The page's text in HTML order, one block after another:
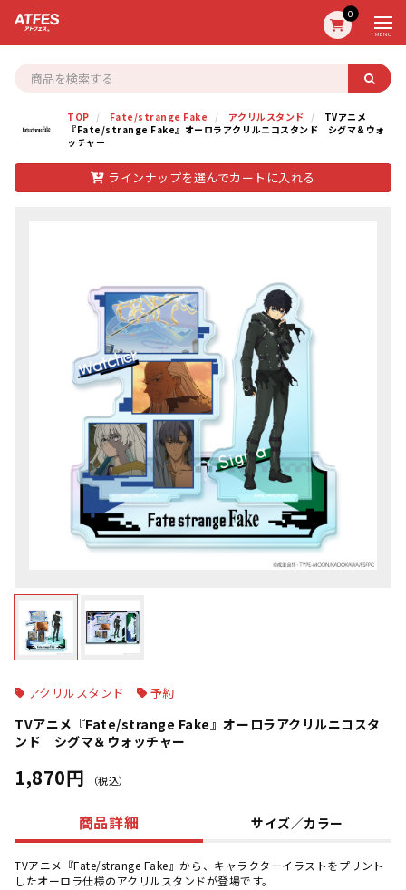
0
MENU
TOP Fate/strange Fake アクリルスタンド
TVアニメ
『Fate/strange Fake』オーロラアクリルニコスタンド シグマ＆ウォ
ッチャー
ラインナップを選んでカートに入れる
アクリルスタンド 予約
TVアニメ『Fate/strange Fake』オーロラアクリルニコスタ
ンド シグマ＆ウォッチャー
1,870円 （税込）
商品詳細 サイズ／カラー
TVアニメ『Fate/strange Fake』から、キャラクターイラストをプリント
したオーロラ仕様のアクリルスタンドが登場です。